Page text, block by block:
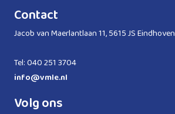
Contact
Jacob van Maerlantlaan 11, 5615 JS Eindhoven
Tel: 040 251 3704
info@vmle.nl
Volg ons